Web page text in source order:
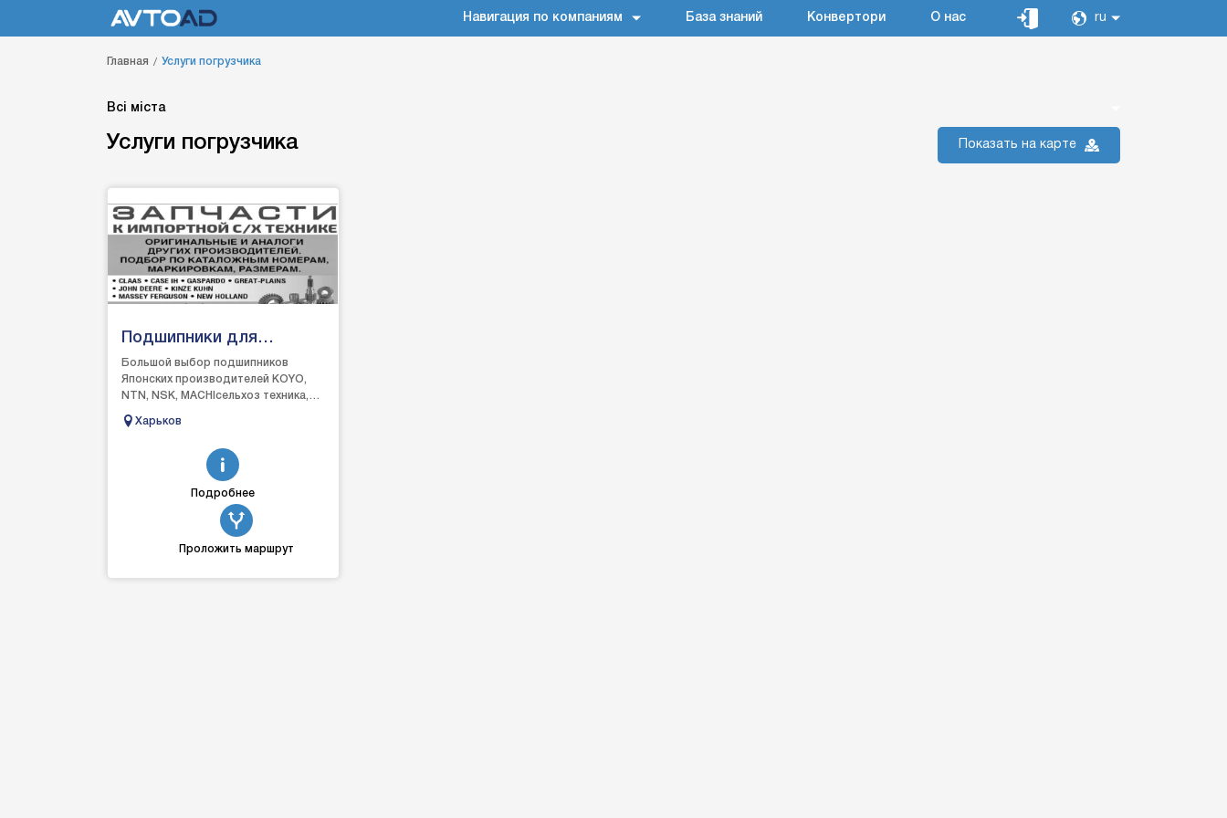
Навигация по компаниям База знаний Конвертори О нас ru
Главная Услуги погрузчика
Всі міста
Услуги погрузчика Показать на карте
Подшипники для
сельхоз техники
Большой выбор подшипников
Японских производителей KOYO,
NTN, NSK, MACHIсельхоз техника,
почвообработка бороны диски
Харьков
Подробнее
Проложить маршрут